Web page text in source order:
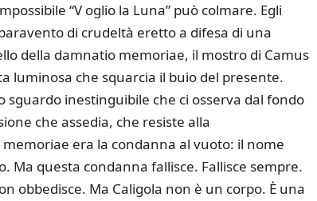
“V oglio la Luna” può colmare. Egli
di crudeltà eretto a difesa di una
della damnatio memoriae, il mostro di Camus
luminosa che squarcia il buio del presente.
inestinguibile che ci osserva dal fondo
che assedia, che resiste alla
era la condanna al vuoto: il nome
Ma questa condanna fallisce. Fallisce sempre.
obbedisce. Ma Caligola non è un corpo. È una